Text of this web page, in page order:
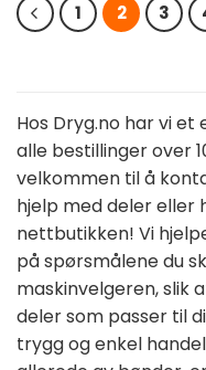
1 2 3
Hos Dryg.no har vi
alle bestillinger over
velkommen til å
hjelp med deler
nettbutikken! Vi
på spørsmålene du
maskinvelgeren, slik
deler som passer til
trygg og enkel